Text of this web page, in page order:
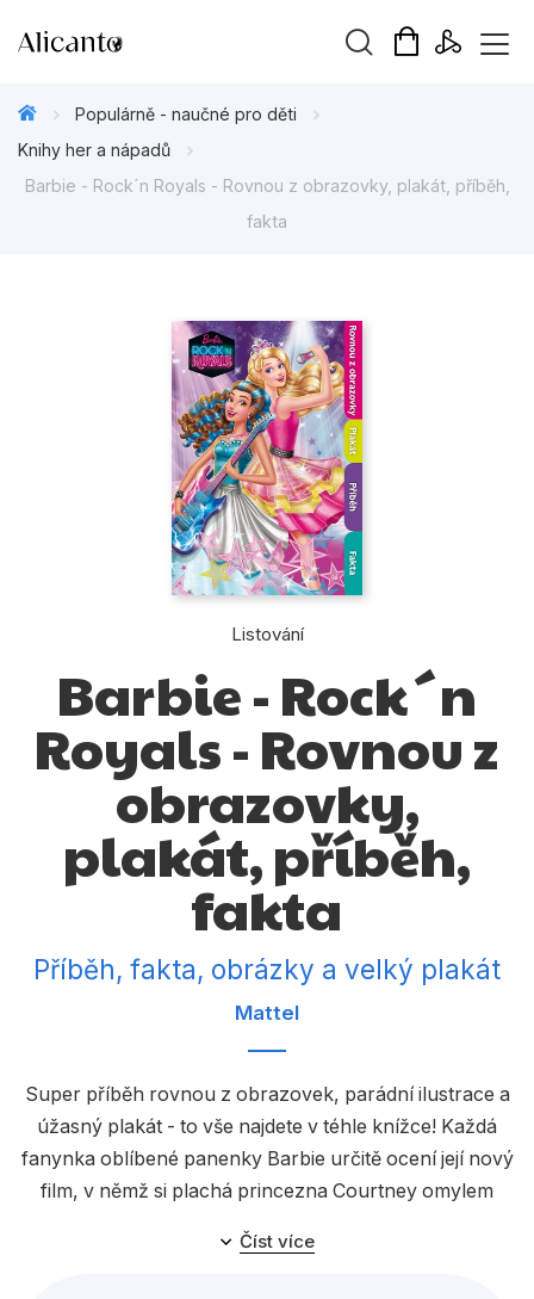
Tipy redakce
Beletrie pro děti
Beletrie pro dospělé
Dárkové publikace
Dárkové zboží
Jazyky
Kalendáře
Komiks
Křížovky
Kuchařky
Poezie
Populárně - naučná pro dospělé
Předškoláci
Příroda a zahrada
Populárně - naučné pro děti
Knihy her a nápadů
Barbie - Rock´n Royals - Rovnou z obrazovky, plakát, příběh,
fakta
Listování
Barbie - Rock´n
Royals - Rovnou z
obrazovky,
plakát, příběh,
fakta
Příběh, fakta, obrázky a velký plakát
Mattel
Super příběh rovnou z obrazovek, parádní ilustrace a
úžasný plakát - to vše najdete v téhle knížce! Každá
fanynka oblíbené panenky Barbie určitě ocení její nový
film, v němž si plachá princezna Courtney omylem
rockovou zpěvačkou. Prožijte spolu s novými
Číst více